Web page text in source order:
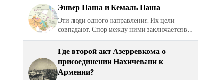
спортивных комментаторов, то вначале
следовало бы назвать состав…
Энвер Паша и Кемаль Паша
Эти люди одного направления. Их цели
совпадают. Спор между ними заключается в
том, кто призван получить «пальму
первенства» – Энвер или Кемаль. В массе
безусловно более…
Где второй акт Азерревкома о
присоединении Нахичевани к
Армении?